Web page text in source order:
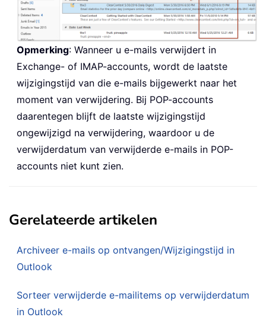
Opmerking: Wanneer u e-mails verwijdert in
Exchange- of IMAP-accounts, wordt de laatste
wijzigingstijd van die e-mails bijgewerkt naar het
moment van verwijdering. Bij POP-accounts
daarentegen blijft de laatste wijzigingstijd
ongewijzigd na verwijdering, waardoor u de
verwijderdatum van verwijderde e-mails in POP-
accounts niet kunt zien.
Gerelateerde artikelen
Archiveer e-mails op ontvangen/Wijzigingstijd in
Outlook
Sorteer verwijderde e-mailitems op verwijderdatum
in Outlook